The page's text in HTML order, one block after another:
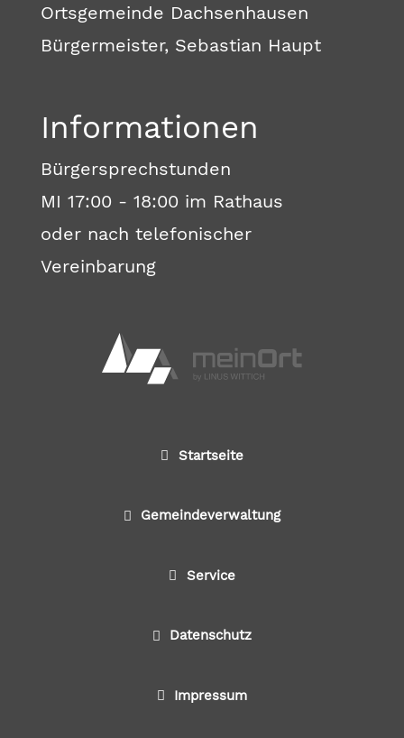
Ortsgemeinde Dachsenhausen
Bürgermeister, Sebastian Haupt
Informationen
Bürgersprechstunden
MI 17:00 - 18:00 im Rathaus
oder nach telefonischer
Vereinbarung
Startseite
Gemeindeverwaltung
Service
Datenschutz
Impressum